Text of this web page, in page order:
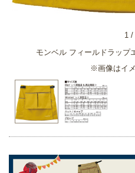
モンベル フィールドラップ
※画像はイメ
1 /